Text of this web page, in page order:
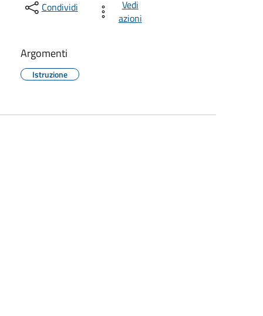
Condividi
Vedi
azioni
Argomenti
Istruzione